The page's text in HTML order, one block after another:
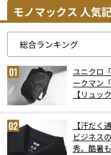
モノマックス 人気
ユニクロ
ークマン
【リュッ
【汗だく
ビジネス
秀。酷暑